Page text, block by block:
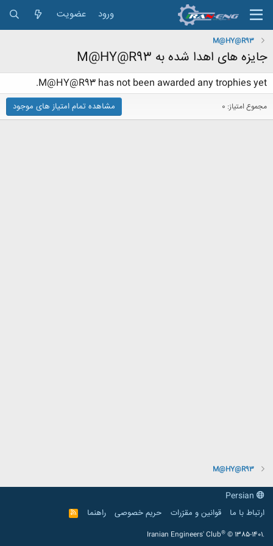
ورود عضویت
M@HY@R93
جایزه های اهدا شده به M@HY@R93
M@HY@R93 has not been awarded any trophies yet.
مجموع امتیاز: 0 مشاهده تمام امتیاز های موجود
M@HY@R93
ارتباط با ما
قوانین و مقرّرات حریم خصوصی راهنما
R
S
Iranian Engineers' Club® © 1385-1401.